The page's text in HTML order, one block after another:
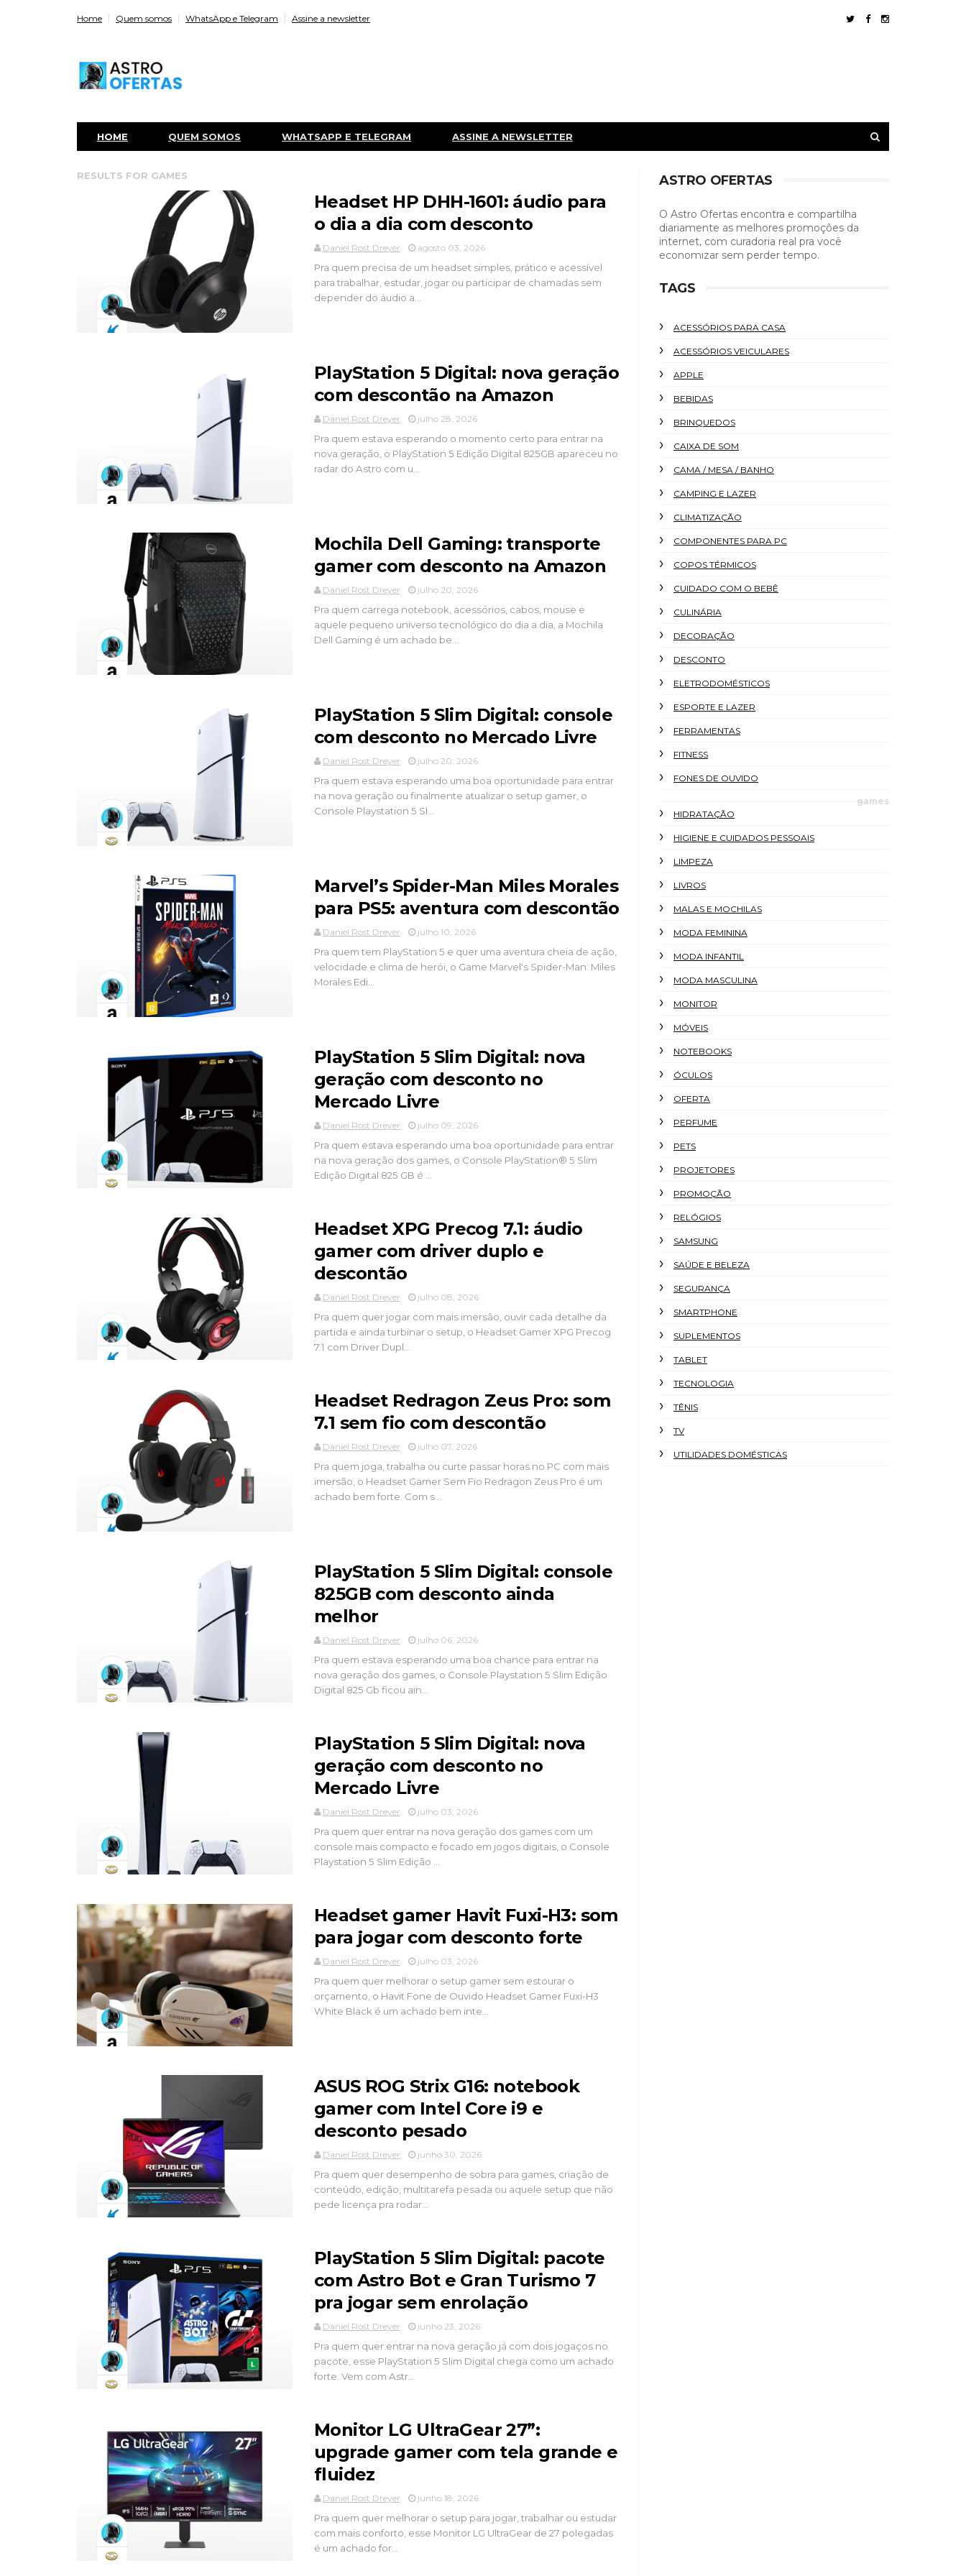
Home Quem somos WhatsApp e Telegram Assine a newsletter
HOME QUEM SOMOS WHATSAPP E TELEGRAM ASSINE A NEWSLETTER
RESULTS FOR GAMES
Headset HP DHH-1601: áudio para
o dia a dia com desconto
Daniel Rost Dreyer agosto 03, 2026
Pra quem precisa de um headset simples, prático e acessível
para trabalhar, estudar, jogar ou participar de chamadas sem
depender do áudio a...
PlayStation 5 Digital: nova geração
com descontão na Amazon
Daniel Rost Dreyer julho 28, 2026
Pra quem estava esperando o momento certo para entrar na
nova geração, o PlayStation 5 Edição Digital 825GB apareceu no
radar do Astro com u...
Mochila Dell Gaming: transporte
gamer com desconto na Amazon
Daniel Rost Dreyer julho 20, 2026
Pra quem carrega notebook, acessórios, cabos, mouse e
aquele pequeno universo tecnológico do dia a dia, a Mochila
Dell Gaming é um achado be...
PlayStation 5 Slim Digital: console
com desconto no Mercado Livre
Daniel Rost Dreyer julho 20, 2026
Pra quem estava esperando uma boa oportunidade para entrar
na nova geração ou finalmente atualizar o setup gamer, o
Console Playstation 5 Sl...
Marvel’s Spider-Man Miles Morales
para PS5: aventura com descontão
Daniel Rost Dreyer julho 10, 2026
Pra quem tem PlayStation 5 e quer uma aventura cheia de ação,
velocidade e clima de herói, o Game Marvel's Spider-Man: Miles
Morales Edi...
PlayStation 5 Slim Digital: nova
geração com desconto no
Mercado Livre
Daniel Rost Dreyer julho 09, 2026
Pra quem estava esperando uma boa oportunidade para entrar
na nova geração dos games, o Console PlayStation® 5 Slim
Edição Digital 825 GB é ...
Headset XPG Precog 7.1: áudio
gamer com driver duplo e
descontão
Daniel Rost Dreyer julho 08, 2026
Pra quem quer jogar com mais imersão, ouvir cada detalhe da
partida e ainda turbinar o setup, o Headset Gamer XPG Precog
7.1 com Driver Dupl...
Headset Redragon Zeus Pro: som
7.1 sem fio com descontão
Daniel Rost Dreyer julho 07, 2026
Pra quem joga, trabalha ou curte passar horas no PC com mais
imersão, o Headset Gamer Sem Fio Redragon Zeus Pro é um
achado bem forte. Com s...
PlayStation 5 Slim Digital: console
825GB com desconto ainda
melhor
Daniel Rost Dreyer julho 06, 2026
Pra quem estava esperando uma boa chance para entrar na
nova geração dos games, o Console Playstation 5 Slim Edição
Digital 825 Gb ficou ain...
PlayStation 5 Slim Digital: nova
geração com desconto no
Mercado Livre
Daniel Rost Dreyer julho 03, 2026
Pra quem quer entrar na nova geração dos games com um
console mais compacto e focado em jogos digitais, o Console
Playstation 5 Slim Edição ...
Headset gamer Havit Fuxi-H3: som
para jogar com desconto forte
Daniel Rost Dreyer julho 03, 2026
Pra quem quer melhorar o setup gamer sem estourar o
orçamento, o Havit Fone de Ouvido Headset Gamer Fuxi-H3
White Black é um achado bem inte...
ASUS ROG Strix G16: notebook
gamer com Intel Core i9 e
desconto pesado
Daniel Rost Dreyer junho 30, 2026
Pra quem quer desempenho de sobra para games, criação de
conteúdo, edição, multitarefa pesada ou aquele setup que não
pede licença pra rodar...
PlayStation 5 Slim Digital: pacote
com Astro Bot e Gran Turismo 7
pra jogar sem enrolação
Daniel Rost Dreyer junho 23, 2026
Pra quem quer entrar na nova geração já com dois jogaços no
pacote, esse PlayStation 5 Slim Digital chega como um achado
forte. Vem com Astr...
Monitor LG UltraGear 27”:
upgrade gamer com tela grande e
fluidez
Daniel Rost Dreyer junho 18, 2026
Pra quem quer melhorar o setup para jogar, trabalhar ou estudar
com mais conforto, esse Monitor LG UltraGear de 27 polegadas
é um achado for...
ASTRO OFERTAS
O Astro Ofertas encontra e compartilha
diariamente as melhores promoções da
internet, com curadoria real pra você
economizar sem perder tempo.
TAGS
ACESSÓRIOS PARA CASA
ACESSÓRIOS VEICULARES
APPLE
BEBIDAS
BRINQUEDOS
CAIXA DE SOM
CAMA / MESA / BANHO
CAMPING E LAZER
CLIMATIZAÇÃO
COMPONENTES PARA PC
COPOS TÉRMICOS
CUIDADO COM O BEBÊ
CULINÁRIA
DECORAÇÃO
DESCONTO
ELETRODOMÉSTICOS
ESPORTE E LAZER
FERRAMENTAS
FITNESS
FONES DE OUVIDO
games
HIDRATAÇÃO
HIGIENE E CUIDADOS PESSOAIS
LIMPEZA
LIVROS
MALAS E MOCHILAS
MODA FEMININA
MODA INFANTIL
MODA MASCULINA
MONITOR
MÓVEIS
NOTEBOOKS
ÓCULOS
OFERTA
PERFUME
PETS
PROJETORES
PROMOÇÃO
RELÓGIOS
SAMSUNG
SAÚDE E BELEZA
SEGURANÇA
SMARTPHONE
SUPLEMENTOS
TABLET
TECNOLOGIA
TÊNIS
TV
UTILIDADES DOMÉSTICAS